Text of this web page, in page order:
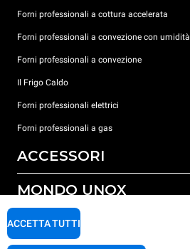
Forni professionali a cottura accelerata
Forni professionali a convezione con umidità
Forni professionali a convezione
Il Frigo Caldo
Forni professionali elettrici
Forni professionali a gas
ACCESSORI
Tutti gli accessori
Detergenti per lavaggio automatico
Detergenti per lavaggio manuale
MONDO UNOX
Le nostre sedi nel mondo
SUPPORTO
ACCETTA TUTTI